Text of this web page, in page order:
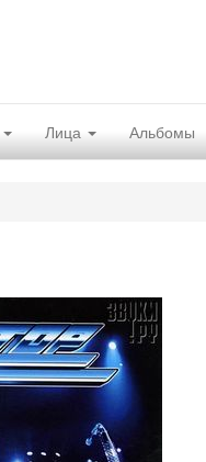
Лица Альбомы